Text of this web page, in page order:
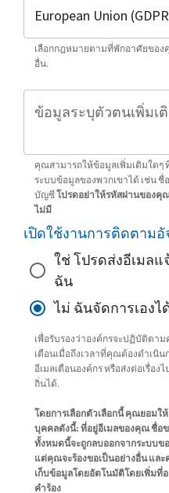
เลือกกฎหมายตามที่พักอาศัยของ
อื่น.
ข้อมูลระบุตัวตนเพิ่มเ
คุณสามารถให้ข้อมูลเพิ่มเติมใด
ระบบข้อมูลของพวกเขาได้ เช่น ชื่
บัญชีโปรดอย่าให้รหัสผ่านของคุ
ไม่มี
เปิดใช้งานการติดตามอั
ใช่ โปรดส่งอีเมล
ฉัน
ไม่ ฉันจัดการเองไ
เพื่อรับรองว่าองค์กรจะปฏิบัติตาม
เตือนเมื่อถึงเวลาที่คุณต้องดำเนิ
อีเมลเตือนองค์กร หรือส่งต่อเรื่อ
ถิ่นได้.
โดยการเลือกตัวเลือกนี้ คุณยอมใ
บุคคลดังนี้: ที่อยู่อีเมลของคุณ ชื่อ
ทั้งหมดนี้จะถูกลบออกจากระบบข
แต่คุณจะร้องขอเป็นอย่างอื่น แล
เก็บข้อมูลโดยอัตโนมัติโดยเพิ่มที่
คำร้อง